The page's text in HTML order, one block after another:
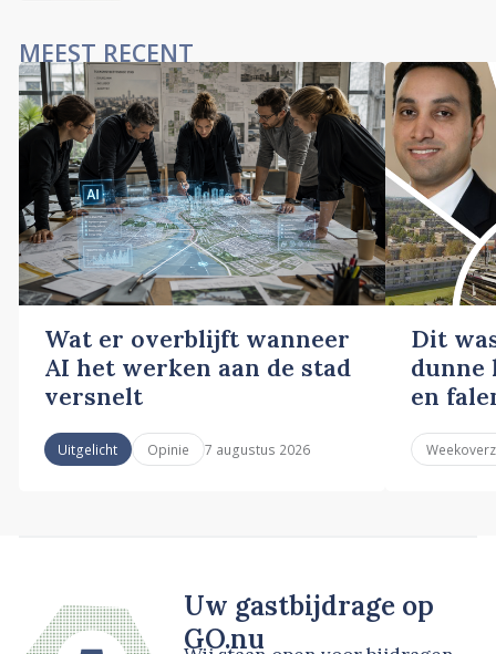
MEEST RECENT
Wat er overblijft wanneer
AI het werken aan de stad
versnelt
Uitgelicht Opinie 7 augustus 2026
Dit
dunne
en
Uw gastbijdrage op
GO.nu